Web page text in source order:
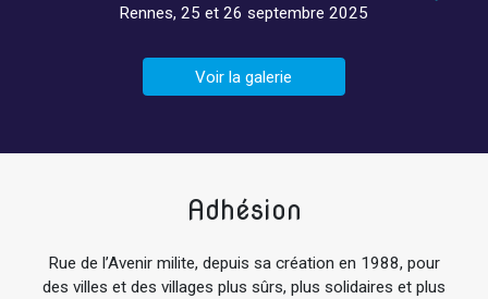
Rennes, 25 et 26 septembre 2025
Voir la galerie
Adhésion
Rue de l’Avenir milite, depuis sa création en 1988, pour
des villes et des villages plus sûrs, plus solidaires et plus